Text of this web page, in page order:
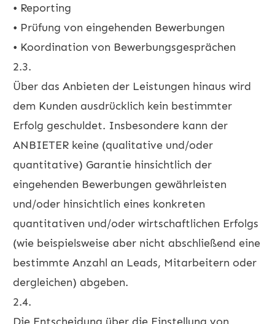
• Reporting
• Prüfung von eingehenden Bewerbungen
• Koordination von Bewerbungsgesprächen
2.3.
Über das Anbieten der Leistungen hinaus wird
dem Kunden ausdrücklich kein bestimmter
Erfolg geschuldet. Insbesondere kann der
ANBIETER keine (qualitative und/oder
quantitative) Garantie hinsichtlich der
eingehenden Bewerbungen gewährleisten
und/oder hinsichtlich eines konkreten
quantitativen und/oder wirtschaftlichen Erfolgs
(wie beispielsweise aber nicht abschließend eine
bestimmte Anzahl an Leads, Mitarbeitern oder
dergleichen) abgeben.
2.4.